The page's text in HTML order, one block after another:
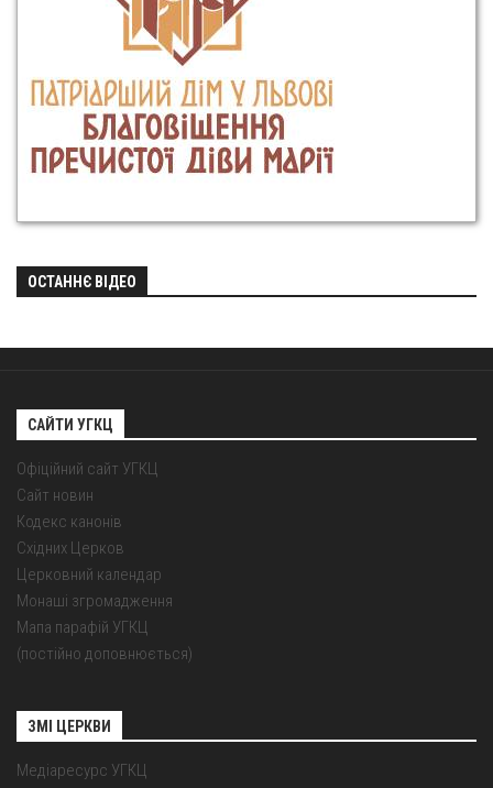
ОСТАННЄ ВІДЕО
САЙТИ УГКЦ
Офіційний сайт УГКЦ
Сайт новин
Кодекс канонів
Східних Церков
Церковний календар
Монаші згромадження
Мапа парафій УГКЦ
(постійно доповнюється)
ЗМІ ЦЕРКВИ
Медіаресурс УГКЦ